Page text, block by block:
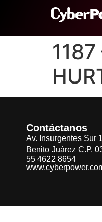
Contáctanos
Av. Insurgentes Sur
Benito Juárez C.P.
55 4622 8654